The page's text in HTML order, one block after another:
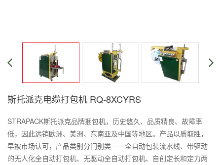
斯托派克电缆打包机 RQ-8XCYRS
STRAPACK斯托派克品牌捆包机，历史悠久、品质精良、故障率
低，因此远销欧洲、美洲、东南亚及中国等地区。产品以质取胜，
早被市场认可，产品类别分门别类——全自动包装流水线、带驱动
的无人化全自动打包机、无驱动全自动打包机、自创定长和定力两